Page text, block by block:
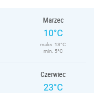
Marzec
10°C
maks. 13°C
min. 5°C
Czerwiec
23°C